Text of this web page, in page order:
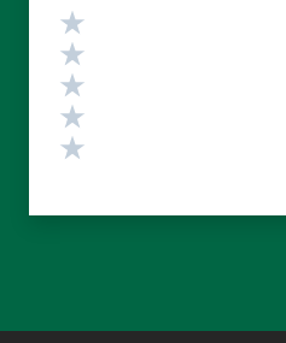
Valutazione